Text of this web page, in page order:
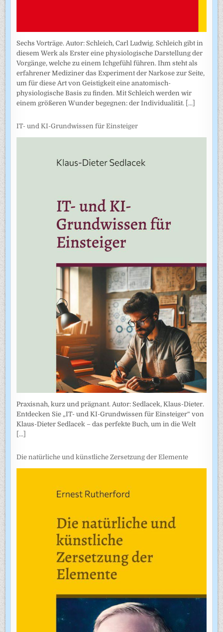
Sechs Vorträge. Autor: Schleich, Carl Ludwig. Schleich gibt in
diesem Werk als Erster eine physiologische Darstellung der
Vorgänge, welche zu einem Ichgefühl führen. Ihm steht als
erfahrener Mediziner das Experiment der Narkose zur Seite,
um für diese Art von Geistigkeit eine anatomisch-
physiologische Basis zu finden. Mit Schleich werden wir
einem größeren Wunder begegnen: der Individualität. [...]
IT- und KI-Grundwissen für Einsteiger
Praxisnah, kurz und prägnant. Autor: Sedlacek, Klaus-Dieter.
Entdecken Sie „IT- und KI-Grundwissen für Einsteiger“ von
Klaus-Dieter Sedlacek – das perfekte Buch, um in die Welt
[...]
Die natürliche und künstliche Zersetzung der Elemente